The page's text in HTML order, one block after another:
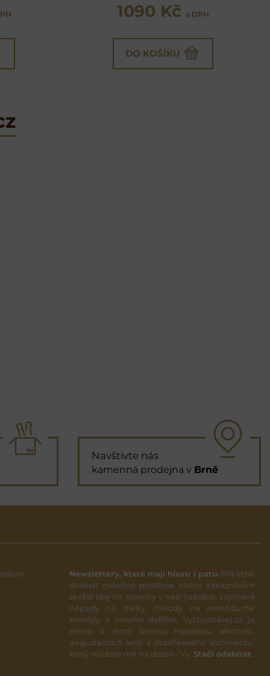
1090 Kč s DPH
DO KOŠÍKU
Navštivte nás
kamenná prodejna v Brně
Newslettery, které mají hlavu i patu.Přibližně
dvakrát měsíčně posíláme našim zákazníkům
skvělé tipy na novinky v naší nabídce, zajímavé
nápady na dárky, návody na jednoduché
koktejly a mnoho dalšího. Vychutnávej.cz je
eshop s velmi širokou nabídkou alkoholu,
degustačních setů a doplňkového sortimentu,
který můžete mít na dosah i Vy. Stačí odebírat